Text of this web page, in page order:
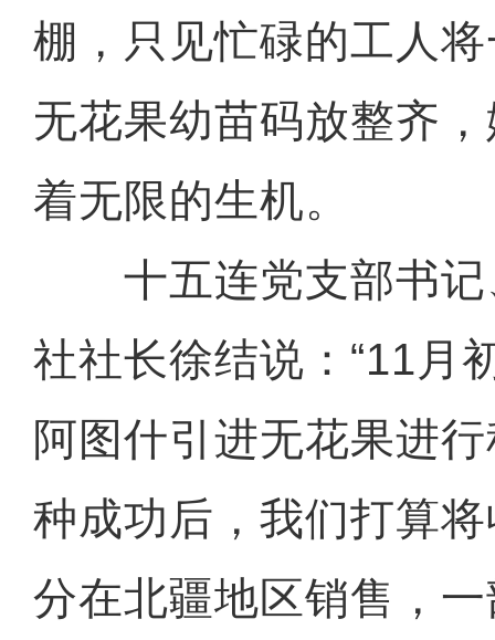
棚，只见忙碌的工人
无花果幼苗码放整齐
着无限的生机。
十五连党支部书记
社社长徐结说：“11月
阿图什引进无花果进
种成功后，我们打算
分在北疆地区销售，